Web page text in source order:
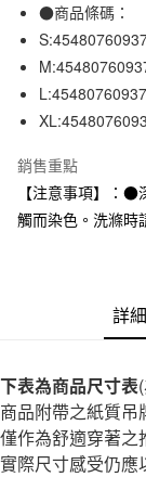
臺灣中小企業銀行
匯豐（台灣）商業
聯邦商業銀行
元大商業銀行
玉山商業銀行
台灣樂天信用卡公
Apple Pay
街口支付
悠遊付
全家取貨付款
每筆NT$65，滿
付款後7-11取貨
每筆NT$65，滿
宅配
●商品條碼：
銷售重點
【注意事項】：
觸而染色。洗滌時
詳
下表為商品尺寸表
商品附帶之紙質吊
僅作為舒適穿著之
實際尺寸感受仍應